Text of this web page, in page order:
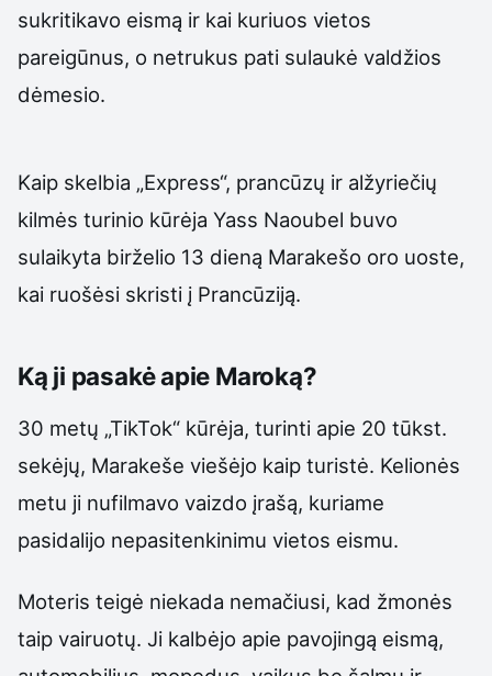
sukritikavo eismą ir kai kuriuos vietos
pareigūnus, o netrukus pati sulaukė valdžios
dėmesio.
Kaip skelbia „Express“, prancūzų ir alžyriečių
kilmės turinio kūrėja Yass Naoubel buvo
sulaikyta birželio 13 dieną Marakešo oro uoste,
kai ruošėsi skristi į Prancūziją.
Ką ji pasakė apie Maroką?
30 metų „TikTok“ kūrėja, turinti apie 20 tūkst.
sekėjų, Marakeše viešėjo kaip turistė. Kelionės
metu ji nufilmavo vaizdo įrašą, kuriame
pasidalijo nepasitenkinimu vietos eismu.
Moteris teigė niekada nemačiusi, kad žmonės
taip vairuotų. Ji kalbėjo apie pavojingą eismą,